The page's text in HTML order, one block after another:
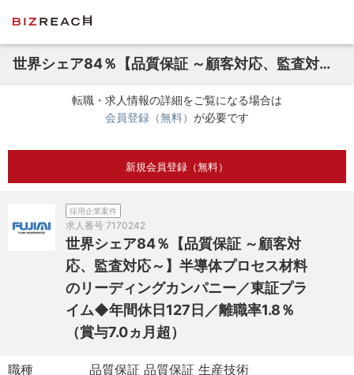
世界シェア84％【品質保証 ～顧客対応、監査対応～】半導体プロセス材料のリーディングカンパニー／東証プライム◆年間休日127日／離職率1.8％（賞与7.0ヵ月超）
転職・求人情報の詳細をご覧になる場合は
会員登録（無料） が必要です
新規会員登録（無料）
採用企業案件
求人番号 7170242
世界シェア84％【品質保証 ～顧客対
応、監査対応～】半導体プロセス材料
のリーディングカンパニー／東証プラ
イム◆年間休日127日／離職率1.8％
（賞与7.0ヵ月超）
職種
品質保証 品質保証 生産技術